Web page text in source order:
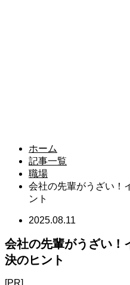
ホーム
記事一覧
職場
会社の先輩がうざい！
ント
2025.08.11
会社の先輩がうざい！
決のヒント